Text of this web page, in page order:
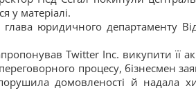
у матеріалі.
юридичного департаменту
Twitter Inc. викупити її
процесу, бізнесмен
домовленості й надала